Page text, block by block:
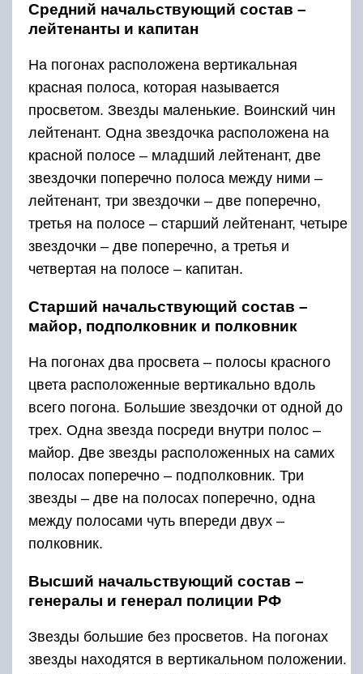
Средний начальствующий состав –
лейтенанты и капитан
На погонах расположена вертикальная
красная полоса, которая называется
просветом. Звезды маленькие. Воинский чин
лейтенант. Одна звездочка расположена на
красной полосе – младший лейтенант, две
звездочки поперечно полоса между ними –
лейтенант, три звездочки – две поперечно,
третья на полосе – старший лейтенант, четыре
звездочки – две поперечно, а третья и
четвертая на полосе – капитан.
Старший начальствующий состав –
майор, подполковник и полковник
На погонах два просвета – полосы красного
цвета расположенные вертикально вдоль
всего погона. Большие звездочки от одной до
трех. Одна звезда посреди внутри полос –
майор. Две звезды расположенных на самих
полосах поперечно – подполковник. Три
звезды – две на полосах поперечно, одна
между полосами чуть впереди двух –
полковник.
Высший начальствующий состав –
генералы и генерал полиции РФ
Звезды большие без просветов. На погонах
звезды находятся в вертикальном положении.